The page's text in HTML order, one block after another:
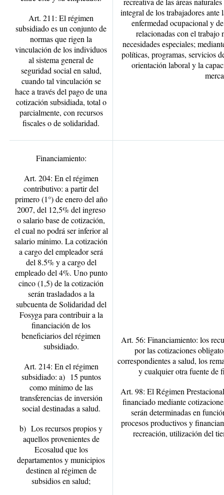
Art. 211: El régimen
subsidiado es un conjunto de
normas que rigen la
vinculación de los individuos
al sistema general de
seguridad social en salud,
cuando tal vinculación se
hace a través del pago de una
cotización subsidiada, total o
parcialmente, con recursos
fiscales o de solidaridad.
integral de los trabajadores
enfermedad ocupacional y
relacionadas con el trabajo
necesidades especiales;
políticas, programas, servicios
orientación laboral y la
Financiamiento:
Art. 204: En el régimen
contributivo: a partir del
primero (1°) de enero del año
2007, del 12,5% del ingreso
o salario base de cotización,
el cual no podrá ser inferior al
salario mínimo. La cotización
a cargo del empleador será
del 8.5% y a cargo del
empleado del 4%. Uno punto
cinco (1,5) de la cotización
serán trasladados a la
subcuenta de Solidaridad del
Fosyga para contribuir a la
financiación de los
beneficiarios del régimen
subsidiado.
Art. 214: En el régimen
subsidiado: a) 15 puntos
como mínimo de las
transferencias de inversión
social destinadas a salud.
b) Los recursos propios y
aquellos provenientes de
Ecosalud que los
departamentos y municipios
destinen al régimen de
subsidios en salud;
Art. 56: Financiamiento: los
por las cotizaciones
correspondientes a salud, los
y cualquier otra fuente de
Art. 98: El Régimen
financiado mediante
serán determinadas en
procesos productivos y
recreación, utilización del